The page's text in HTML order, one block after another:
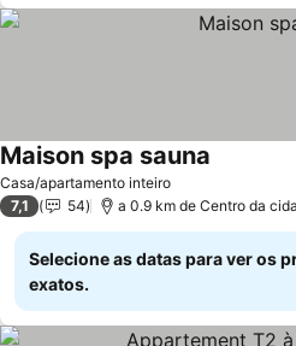
Casa/apartamento inteiro
Maison spa sauna
7,1 54 a 0.9 km de Centro da
Selecione as datas para ver os
exatos.